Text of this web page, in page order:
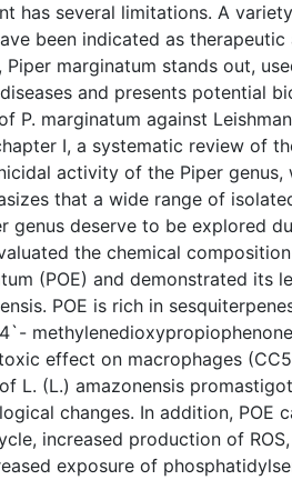
has several limitations. A
been indicated as
Piper marginatum stands out,
and presents potential
P. marginatum against
I, a systematic review of
activity of the Piper
that a wide range of
genus deserve to be explored
the chemical
(POE) and demonstrated its
POE is rich in
effect on macrophages
L. (L.) amazonensis
changes. In addition, POE
increased production of
exposure of